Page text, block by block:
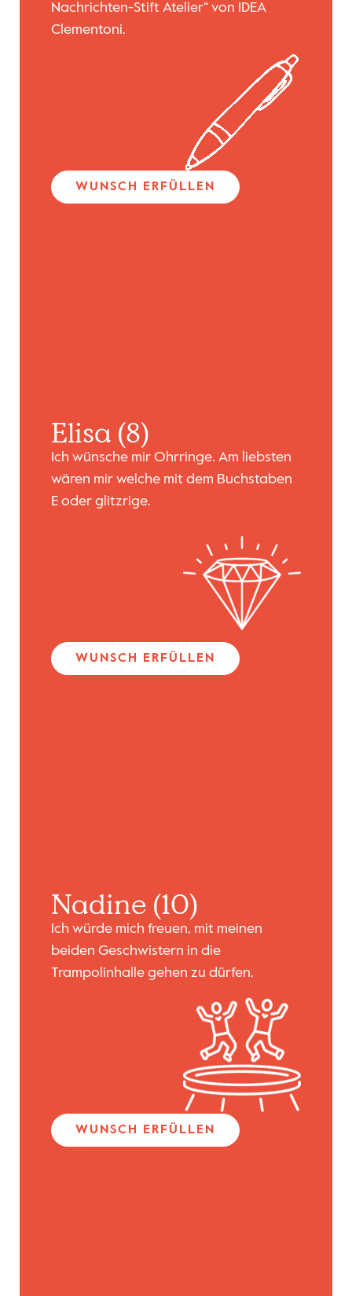
Nachrichten-Stift Atelier“ von IDEA
Clementoni.
WUNSCH ERFÜLLEN
Elisa (8)
Ich wünsche mir Ohrringe. Am liebsten
wären mir welche mit dem Buchstaben
E oder glitzrige.
WUNSCH ERFÜLLEN
Nadine (10)
Ich würde mich freuen, mit meinen
beiden Geschwistern in die
Trampolinhalle gehen zu dürfen.
WUNSCH ERFÜLLEN